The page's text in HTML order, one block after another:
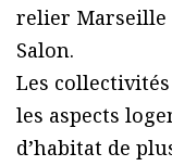
relier Marseille
Salon.
Les
les aspects
d’habitat de